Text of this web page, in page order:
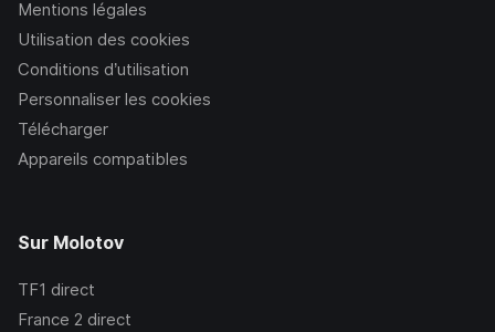
Mentions légales
Utilisation des cookies
Conditions d’utilisation
Personnaliser les cookies
Télécharger
Appareils compatibles
Sur Molotov
TF1 direct
France 2 direct